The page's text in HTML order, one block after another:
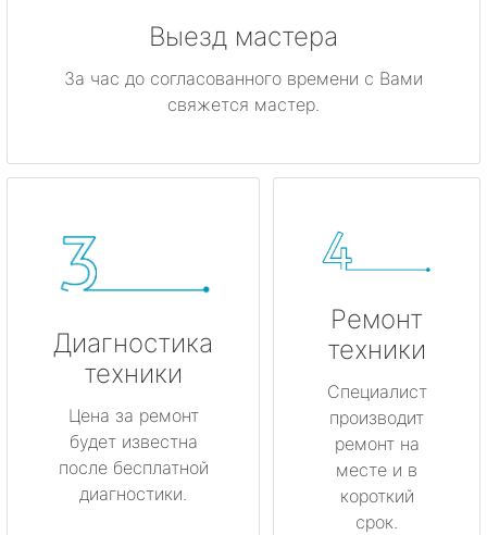
Выезд мастера
За час до согласованного времени с Вами
свяжется мастер.
Диагностика
техники
Цена за ремонт
будет известна
после бесплатной
диагностики.
Ремонт
техники
Специалист
производит
ремонт на
месте и в
короткий
срок.